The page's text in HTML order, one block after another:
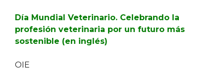
Día Mundial Veterinario. Celebrando la
profesión veterinaria por un futuro más
sostenible (en inglés)
OIE